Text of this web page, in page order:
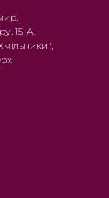
15-А,